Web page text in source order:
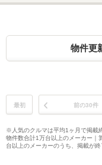
物件更
最初 前の30件
※人気のクルマは平均1ヶ月で掲載
物件数合計1万台以上のメーカー
台以上のメーカーのうち、掲載が